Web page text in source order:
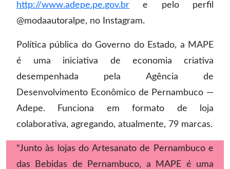
http://www.adepe.pe.gov.br e pelo perfil
@modaautoralpe, no Instagram.
Política pública do Governo do Estado, a MAPE
é uma iniciativa de economia criativa
desempenhada pela Agência de
Desenvolvimento Econômico de Pernambuco —
Adepe. Funciona em formato de loja
colaborativa, agregando, atualmente, 79 marcas.
“Junto às lojas do Artesanato de Pernambuco e
das Bebidas de Pernambuco, a MAPE é uma